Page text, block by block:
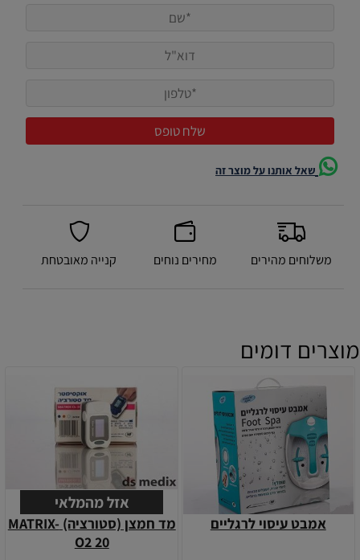
שאל אותנו על מוצר זה
משלוחים מהירים מחירים נוחים קנייה מאובטחת
מוצרים דומים
אמבט עיסוי לרגליים
אזל מהמלאי
מד חמצן (סטורציה) MATRIX-
O2 20